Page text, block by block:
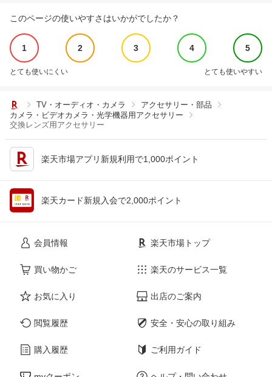
このページの使いやすさはいかがでしたか？
1 2 3 4 5
とても使いにくい とても使いやすい
TV・オーディオ・カメラ
アクセサリー・部品
カメラ・ビデオカメラ・光学機器用アクセサリー
交換レンズ用アクセサリー
楽天市場アプリ新規利用で1,000ポイント
楽天カード新規入会で2,000ポイント
会員情報
買い物かご
お気に入り
閲覧履歴
購入履歴
楽天市場トップ
楽天のサービス一覧
出店のご案内
安全・安心の取り組み
ご利用ガイド